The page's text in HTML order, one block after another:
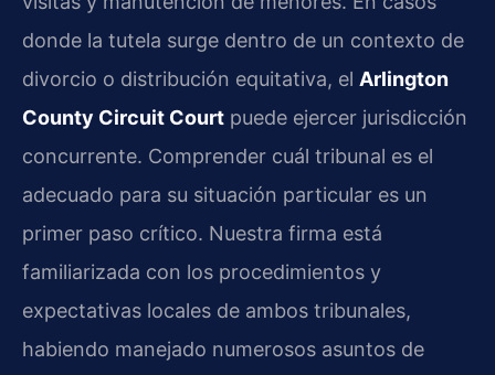
donde la tutela surge dentro de un contexto de
divorcio o distribución equitativa, el Arlington
County Circuit Court puede ejercer jurisdicción
concurrente. Comprender cuál tribunal es el
adecuado para su situación particular es un
primer paso crítico. Nuestra firma está
familiarizada con los procedimientos y
expectativas locales de ambos tribunales,
habiendo manejado numerosos asuntos de